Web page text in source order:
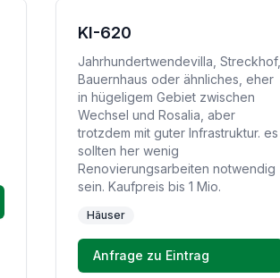
KI-620
Jahrhundertwendevilla, Streckhof,
Bauernhaus oder ähnliches, eher
in hügeligem Gebiet zwischen
Wechsel und Rosalia, aber
trotzdem mit guter Infrastruktur. es
sollten her wenig
Renovierungsarbeiten notwendig
sein. Kaufpreis bis 1 Mio.
Häuser
Anfrage zu Eintrag